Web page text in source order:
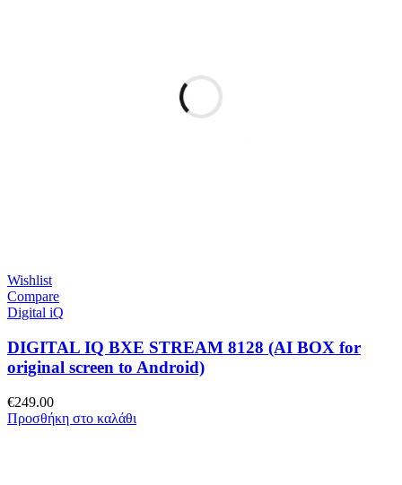
Wishlist
Compare
Digital iQ
DIGITAL IQ BXE STREAM 8128 (AI BOX for
original screen to Android)
€249.00
Προσθήκη στο καλάθι